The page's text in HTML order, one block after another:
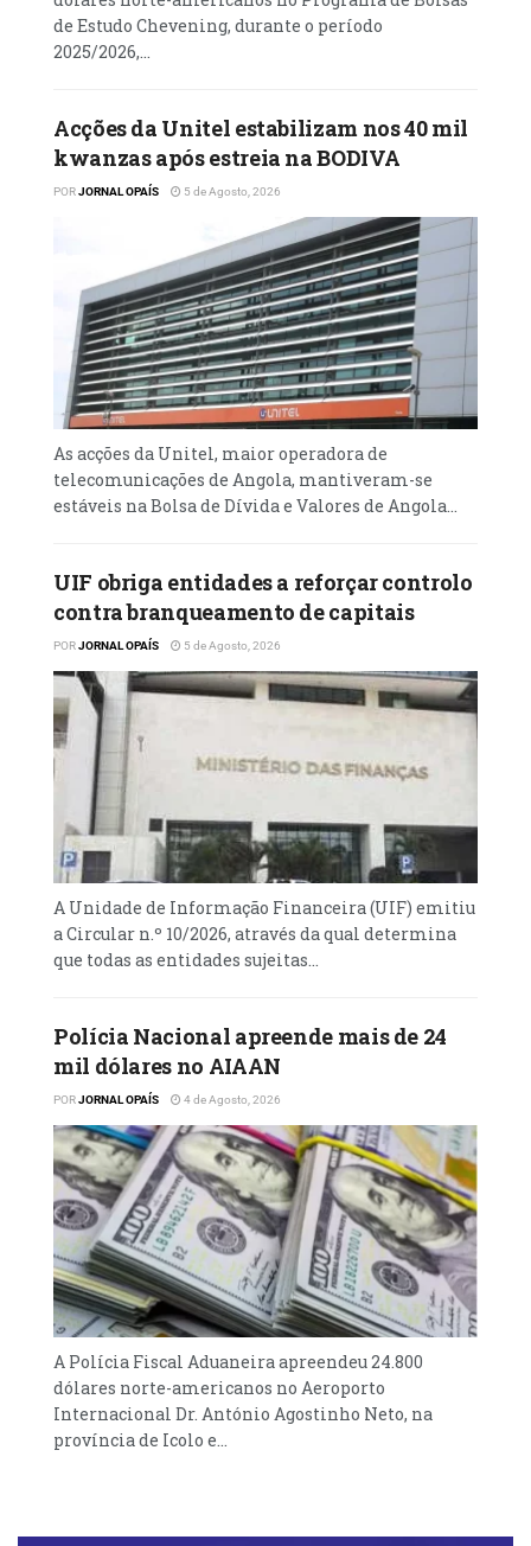
circulação em 17,10% e das reservas
obrigatórias em moeda nacional em 7,45%,
nacional reduziram em 5,72%. O relatório de
contas avança que o agregado monetário em
moeda nacional, variável intermédia da
reflectiu-se no aumento dos outros depósitos
em moeda nacional, das notas e moedas em
poder do público e nos depósitos
transferíveis em moeda nacional em 24,78%,
15,16% e 11,22%, respectivamente.
Leia maisem
de Estudo Chevening, durante o período
2025/2026,...
Acções da Unitel estabilizam nos 40 mil
kwanzas após estreia na BODIVA
PORJORNAL OPAÍS 5 de Agosto, 2026
As acções da Unitel, maior operadora de
telecomunicações de Angola, mantiveram-se
estáveis na Bolsa de Dívida e Valores de Angola...
UIF obriga entidades a reforçar controlo
contra branqueamento de capitais
PORJORNAL OPAÍS 5 de Agosto, 2026
A Unidade de Informação Financeira (UIF) emitiu
a Circular n.º 10/2026, através da qual determina
que todas as entidades sujeitas...
Polícia Nacional apreende mais de 24
mil dólares no AIAAN
PORJORNAL OPAÍS 4 de Agosto, 2026
A Polícia Fiscal Aduaneira apreendeu 24.800
dólares norte-americanos no Aeroporto
Internacional Dr. António Agostinho Neto, na
província de Icolo e...